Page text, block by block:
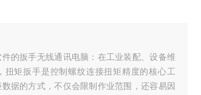
的扳手无线通讯电脑：在工业装配、设备维
扭矩扳手是控制螺纹连接扭矩精度的核心工
据的方式，不仅会限制作业范围，还容易因